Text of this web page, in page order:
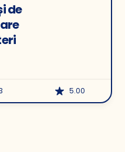
de
5.00